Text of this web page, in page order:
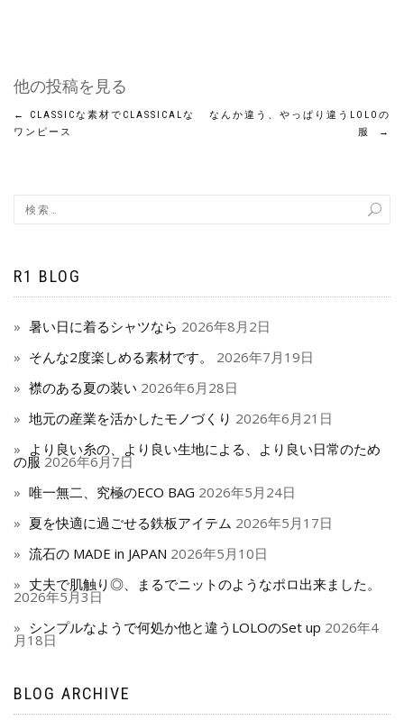
他の投稿を見る
←
CLASSICな素材でCLASSICALな
ワンピース
なんか違う、やっぱり違うLOLOの
服
→
R1 BLOG
暑い日に着るシャツなら 2026年8月2日
そんな2度楽しめる素材です。
2026年7月19日
襟のある夏の装い 2026年6月28日
地元の産業を活かしたモノづくり 2026年6月21日
より良い糸の、より良い生地による、より良い日常のため
の服 2026年6月7日
唯一無二、究極のECO BAG 2026年5月24日
夏を快適に過ごせる鉄板アイテム 2026年5月17日
流石の MADE in JAPAN 2026年5月10日
丈夫で肌触り◎、まるでニットのようなポロ出来ました。
2026年5月3日
シンプルなようで何処か他と違うLOLOのSet up 2026年4
月18日
BLOG ARCHIVE